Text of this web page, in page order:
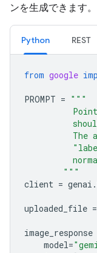
ンを生成できます。
Python REST
from google
PROMPT = """
The
        """
client = genai .
uploaded_file =
image_response
model=